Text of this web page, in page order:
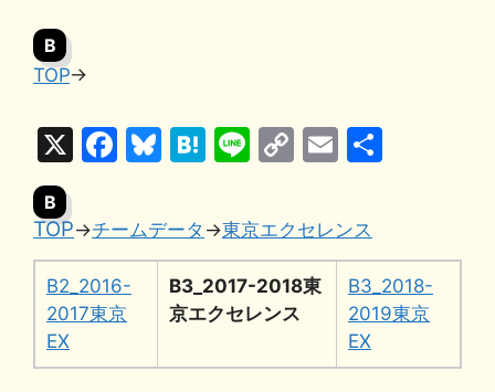
B
TOP→
X
F
e
b
o
o
Bl
e
s
k
y
H
e
n
a
Li
e
C
p
y
Li
n
k
E
ai
l
B
TOP→チームデータ →東京エクセレンス
B2_2016-
2017東京
EX
B3_2017-2018東
京エクセレンス
B3_2018-
2019東京
EX